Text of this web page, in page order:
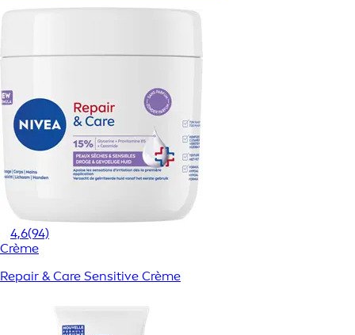
4,6(94)
Crème
Repair & Care Sensitive Crème